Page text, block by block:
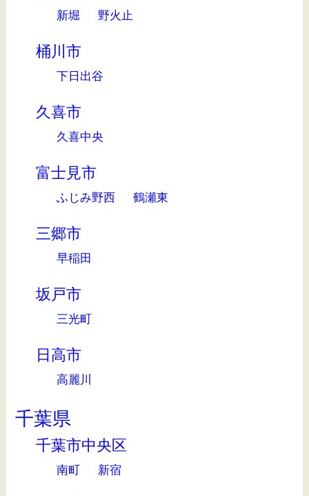
新堀 野火止
桶川市
下日出谷
久喜市
久喜中央
富士見市
ふじみ野西 鶴瀬東
三郷市
早稲田
坂戸市
三光町
日高市
高麗川
千葉県
千葉市中央区
南町 新宿